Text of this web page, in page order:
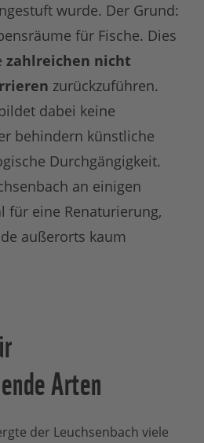
wurde. Der Grund:
für Fische. Dies
zahlreichen nicht
zurückzuführen.
dabei keine
behindern künstliche
Durchgängigkeit.
an einigen
für eine Renaturierung,
außerorts kaum
Arten
der Leuchsenbach viele